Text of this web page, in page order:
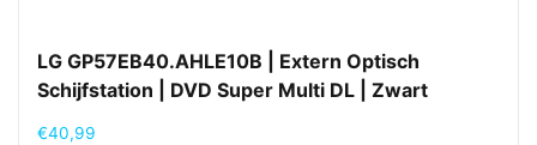
LG GP57EB40.AHLE10B | Extern Optisch
Schijfstation | DVD Super Multi DL | Zwart
€40,99